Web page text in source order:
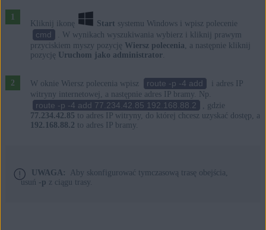
Kliknij ikonę Start systemu Windows i wpisz polecenie
cmd
. W wynikach wyszukiwania wybierz i kliknij prawym
przyciskiem myszy pozycję Wiersz polecenia , a następnie kliknij
pozycję Uruchom jako administrator.
W oknie Wiersz polecenia wpisz route -p -4 add
i adres IP
witryny internetowej, a następnie adres IP bramy. Np.
route -p -4 add 77.234.42.85 192.168.88.2
, gdzie
77.234.42.85 to adres IP witryny, do której chcesz uzyskać dostęp, a
192.168.88.2 to adres IP bramy.
UWAGA:
Aby skonfigurować tymczasową trasę obejścia,
usuń -p z ciągu trasy.